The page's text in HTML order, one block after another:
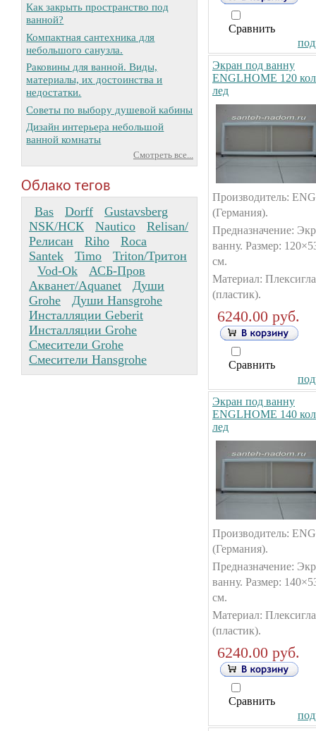
Как закрыть пространство под
ванной?
Компактная сантехника для
небольшого санузла.
Раковины для ванной. Виды,
материалы, их достоинства и
недостатки.
Советы по выбору душевой кабины
Дизайн интерьера небольшой
ванной комнаты
Смотреть все...
Облако тегов
Bas Dorff
Gustavsberg
NSK/НСК
Nautico
Relisan/
Релисан
Riho
Roca
Santek
Timo
Triton/Тритон
Vod-Ok
АСБ-Пров
Акванет/Aquanet
Души
Grohe
Души Hansgrohe
Инсталляции Geberit
Инсталляции Grohe
Смесители Grohe
Смесители Hansgrohe
Сравнить
Экран под ванну
ENGLHOME 120
лед
Производитель:
(Германия).
Предназначение:
ванну. Размер:
см.
Материал:
(пластик).
6240.00 руб.
Сравнить
Экран под ванну
ENGLHOME 140
лед
Производитель:
(Германия).
Предназначение:
ванну. Размер:
см.
Материал:
(пластик).
6240.00 руб.
Сравнить